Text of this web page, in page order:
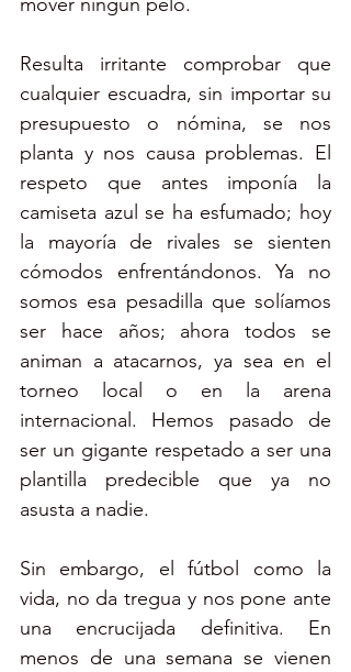
Resulta irritante comprobar que
cualquier escuadra, sin importar su
presupuesto o nómina, se nos
planta y nos causa problemas. El
respeto que antes imponía la
camiseta azul se ha esfumado; hoy
la mayoría de rivales se sienten
cómodos enfrentándonos. Ya no
somos esa pesadilla que solíamos
ser hace años; ahora todos se
animan a atacarnos, ya sea en el
torneo local o en la arena
internacional. Hemos pasado de
ser un gigante respetado a ser una
plantilla predecible que ya no
asusta a nadie.
Sin embargo, el fútbol como la
vida, no da tregua y nos pone ante
una encrucijada definitiva. En
menos de una semana se vienen